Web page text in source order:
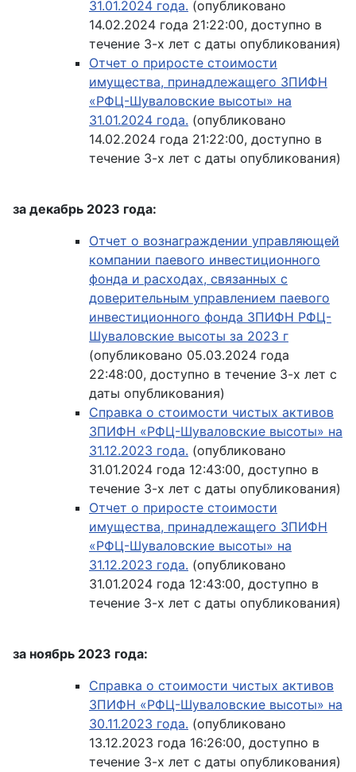
31.01.2024 года. (опубликовано
14.02.2024 года 21:22:00, доступно в
течение 3-х лет с даты опубликования)
Отчет о приросте стоимости
имущества, принадлежащего ЗПИФН
«РФЦ-Шуваловские высоты» на
31.01.2024 года. (опубликовано
14.02.2024 года 21:22:00, доступно в
течение 3-х лет с даты опубликования)
за декабрь 2023 года:
Отчет о вознаграждении управляющей
компании паевого инвестиционного
фонда и расходах, связанных с
доверительным управлением паевого
инвестиционного фонда ЗПИФН РФЦ-
Шуваловские высоты за 2023 г
(опубликовано 05.03.2024 года
22:48:00, доступно в течение 3-х лет с
даты опубликования)
Справка о стоимости чистых активов
ЗПИФН «РФЦ-Шуваловские высоты» на
31.12.2023 года. (опубликовано
31.01.2024 года 12:43:00, доступно в
течение 3-х лет с даты опубликования)
Отчет о приросте стоимости
имущества, принадлежащего ЗПИФН
«РФЦ-Шуваловские высоты» на
31.12.2023 года. (опубликовано
31.01.2024 года 12:43:00, доступно в
течение 3-х лет с даты опубликования)
за ноябрь 2023 года:
Справка о стоимости чистых активов
ЗПИФН «РФЦ-Шуваловские высоты» на
30.11.2023 года. (опубликовано
13.12.2023 года 16:26:00, доступно в
течение 3-х лет с даты опубликования)